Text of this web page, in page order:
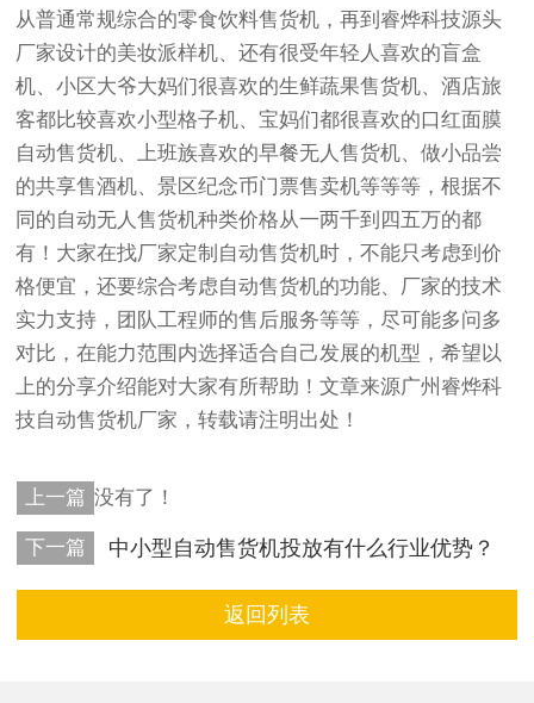
从普通常规综合的零食饮料售货机，再到睿烨科技源头
厂家设计的美妆派样机、还有很受年轻人喜欢的盲盒
机、小区大爷大妈们很喜欢的生鲜蔬果售货机、酒店旅
客都比较喜欢小型格子机、宝妈们都很喜欢的口红面膜
自动售货机、上班族喜欢的早餐无人售货机、做小品尝
的共享售酒机、景区纪念币门票售卖机等等等，根据不
同的自动无人售货机种类价格从一两千到四五万的都
有！大家在找厂家定制自动售货机时，不能只考虑到价
格便宜，还要综合考虑自动售货机的功能、厂家的技术
实力支持，团队工程师的售后服务等等，尽可能多问多
对比，在能力范围内选择适合自己发展的机型，希望以
上的分享介绍能对大家有所帮助！文章来源广州睿烨科
技自动售货机厂家，转载请注明出处！
上一篇 没有了！
下一篇 中小型自动售货机投放有什么行业优势？
返回列表